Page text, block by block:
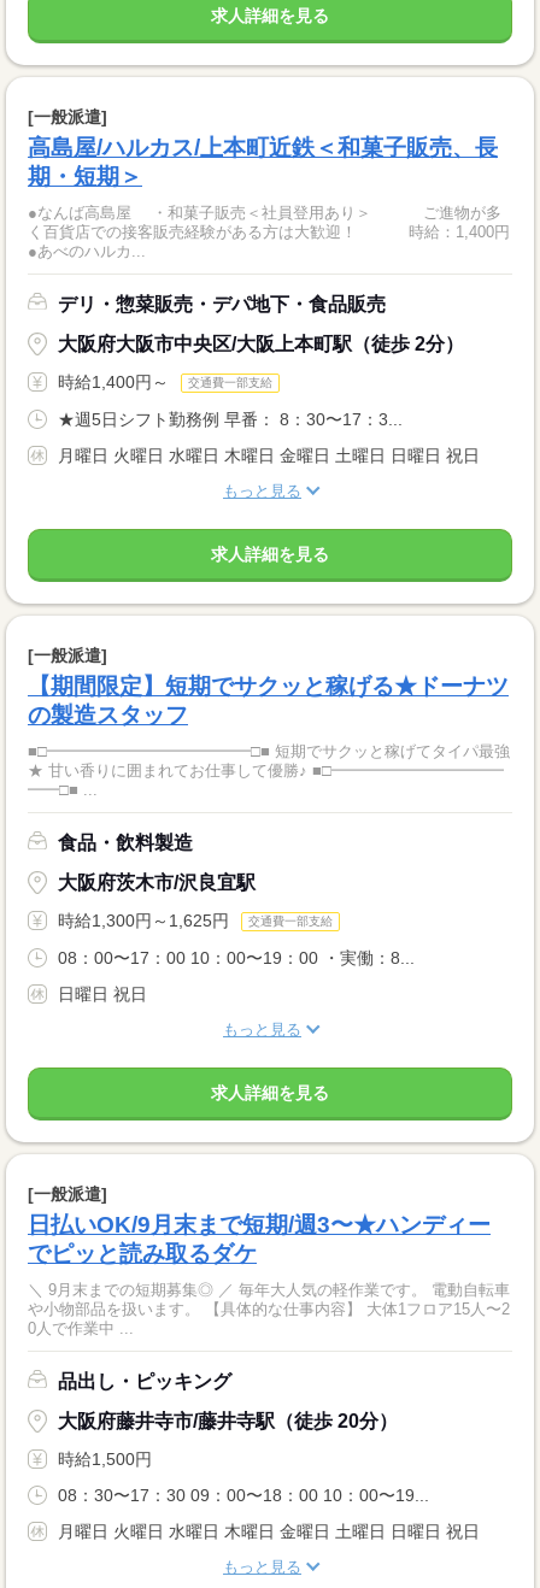
求人詳細を見る
[一般派遣]
高島屋/ハルカス/上本町近鉄＜和菓子販売、長
期・短期＞
●なんば高島屋 ・和菓子販売＜社員登用あり＞ ご進物が多
く百貨店での接客販売経験がある方は大歓迎！ 時給：1,400円
●あべのハルカ...
デリ・惣菜販売・デパ地下・食品販売
大阪府大阪市中央区/大阪上本町駅（徒歩 2分）
時給1,400円～ 交通費一部支給
★週5日シフト勤務例 早番： 8：30〜17：3...
月曜日 火曜日 水曜日 木曜日 金曜日 土曜日 日曜日 祝日
もっと見る
求人詳細を見る
[一般派遣]
【期間限定】短期でサクッと稼げる★ドーナツ
の製造スタッフ
■□━━━━━━━━━━━━━□■ 短期でサクッと稼げてタイパ最強
★ 甘い香りに囲まれてお仕事して優勝♪ ■□━━━━━━━━━━━
━━□■ ...
食品・飲料製造
大阪府茨木市/沢良宜駅
時給1,300円～1,625円 交通費一部支給
08：00〜17：00 10：00〜19：00 ・実働：8...
日曜日 祝日
もっと見る
求人詳細を見る
[一般派遣]
日払いOK/9月末まで短期/週3〜★ハンディー
でピッと読み取るダケ
＼ 9月末までの短期募集◎ ／ 毎年大人気の軽作業です。 電動自転車
や小物部品を扱います。 【具体的な仕事内容】 大体1フロア15人〜2
0人で作業中 ...
品出し・ピッキング
大阪府藤井寺市/藤井寺駅（徒歩 20分）
時給1,500円
08：30〜17：30 09：00〜18：00 10：00〜19...
月曜日 火曜日 水曜日 木曜日 金曜日 土曜日 日曜日 祝日
もっと見る